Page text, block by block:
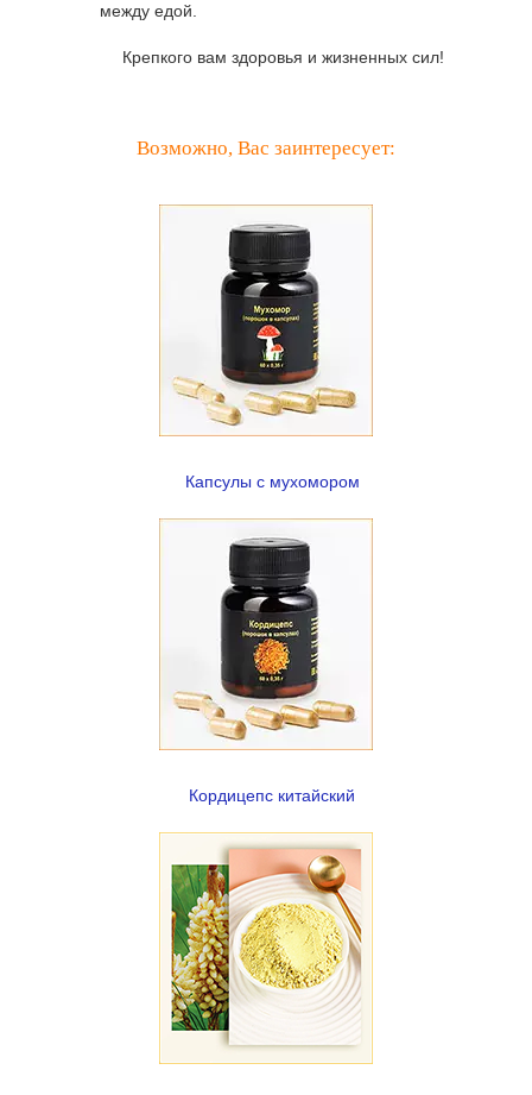
между едой.
Крепкого вам здоровья и жизненных сил!
Возможно, Вас заинтересует:
Капсулы с мухомором
Кордицепс китайский